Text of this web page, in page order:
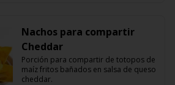
Nachos para compartir
Cheddar
Porción para compartir de totopos de
maíz fritos bañados en salsa de queso
cheddar.